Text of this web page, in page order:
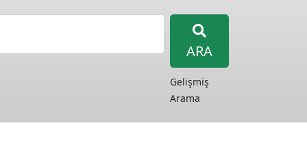
ARA
Gelişmiş
Arama